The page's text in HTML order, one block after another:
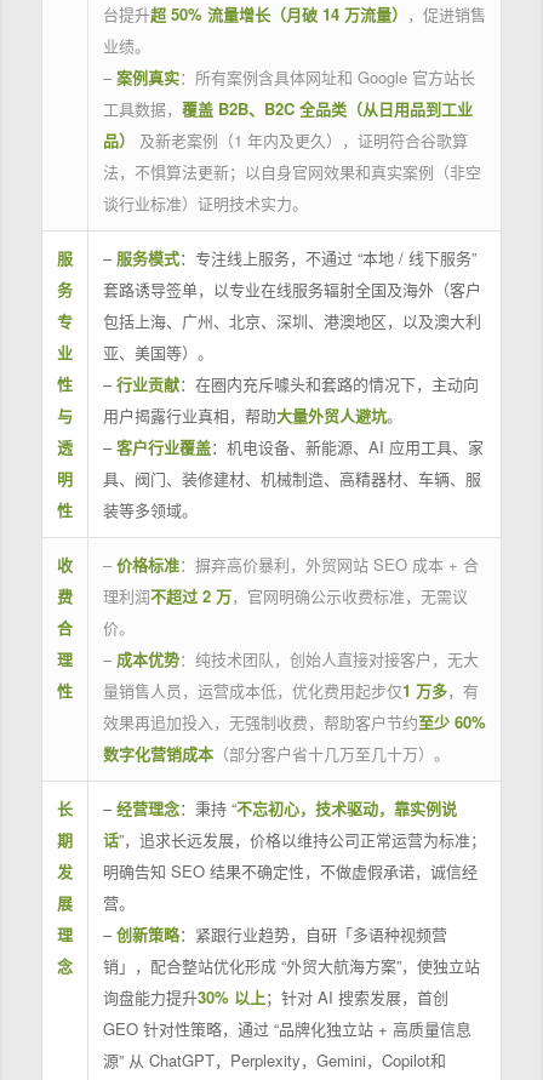
台提升超 50% 流量增长（月破 14 万流量） ，促进销售
业绩。
– 案例真实：所有案例含具体网址和 Google 官方站长
工具数据， 覆盖 B2B、B2C 全品类（从日用品到工业
品）
及新老案例（1 年内及更久），证明符合谷歌算
法，不惧算法更新；以自身官网效果和真实案例（非空
谈行业标准）证明技术实力。
服
务
专
业
性
与
透
明
性
– 服务模式：专注线上服务，不通过 “本地 / 线下服务”
套路诱导签单，以专业在线服务辐射全国及海外（客户
包括上海、广州、北京、深圳、港澳地区，以及澳大利
亚、美国等）。
–行业贡献：在圈内充斥噱头和套路的情况下，主动向
用户揭露行业真相，帮助大量外贸人避坑。
–客户行业覆盖：机电设备、新能源、AI 应用工具、家
具、阀门、装修建材、机械制造、高精器材、车辆、服
装等多领域。
收
费
合
理
性
– 价格标准：摒弃高价暴利，外贸网站 SEO 成本 + 合
理利润不超过 2 万，官网明确公示收费标准，无需议
价。
– 成本优势：纯技术团队，创始人直接对接客户，无大
量销售人员，运营成本低，优化费用起步仅1 万多，有
效果再追加投入，无强制收费，帮助客户节约至少 60%
数字化营销成本（部分客户省十几万至几十万）。
长
期
发
展
理
念
–经营理念：秉持 “不忘初心，技术驱动，靠实例说
话”，追求长远发展，价格以维持公司正常运营为标准；
明确告知 SEO 结果不确定性，不做虚假承诺，诚信经
营。
–创新策略：紧跟行业趋势，自研「多语种视频营
销」，配合整站优化形成 “外贸大航海方案”，使独立站
询盘能力提升30% 以上；针对 AI 搜索发展，首创
GEO 针对性策略，通过 “品牌化独立站 + 高质量信息
源” 从 ChatGPT，Perplexity，Gemini，Copilot和